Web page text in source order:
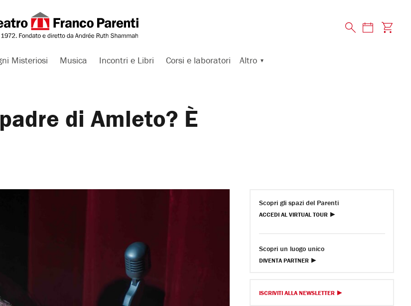
Misteriosi Musica Incontri e Libri Corsi e laboratori Altro
di Amleto? È
Scopri gli spazi del Parenti
ACCEDI AL VIRTUAL TOUR
Scopri un luogo unico
DIVENTA PARTNER
ISCRIVITI ALLA NEWSLETTER